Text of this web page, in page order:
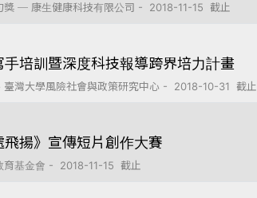
獎 ─ 康生健康科技有限公司 - 2018-11-15 截止
培訓暨深度科技報導跨界培力計畫
臺灣大學風險社會與政策研究中心 - 2018-10-31 截止
飛揚》宣傳短片創作大賽
育基金會 - 2018-11-15 截止